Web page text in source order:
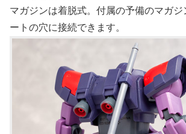
マガジンは着脱式。付属の予備のマガジ
ートの穴に接続できます。